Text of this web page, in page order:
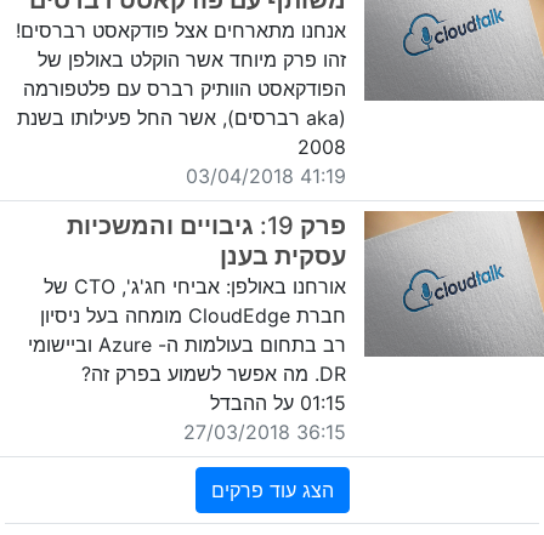
אנחנו מתארחים אצל פודקאסט רברסים!
זהו פרק מיוחד אשר הוקלט באולפן של
הפודקאסט הוותיק רברס עם פלטפורמה
(aka רברסים), אשר החל פעילותו בשנת
2008
41:19 03/04/2018
פרק 19: גיבויים והמשכיות
עסקית בענן
אורחנו באולפן: אביחי חג'ג', CTO של
חברת CloudEdge מומחה בעל ניסיון
רב בתחום בעולמות ה- Azure וביישומי
DR. מה אפשר לשמוע בפרק זה?
01:15 על ההבדל
36:15 27/03/2018
הצג עוד פרקים